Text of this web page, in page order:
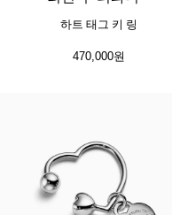
하트 태그 키 링
470,000원